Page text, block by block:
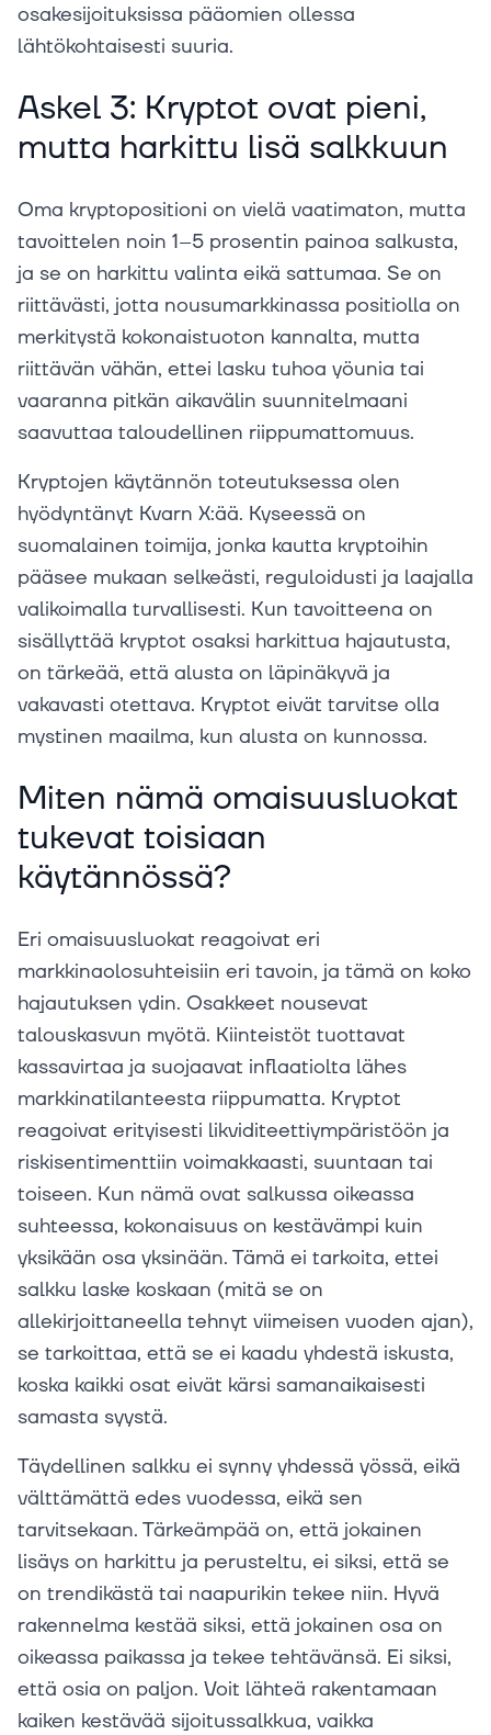
osakesijoituksissa pääomien ollessa
lähtökohtaisesti suuria.
Askel 3: Kryptot ovat pieni,
mutta harkittu lisä salkkuun
Oma kryptopositioni on vielä vaatimaton, mutta
tavoittelen noin 1–5 prosentin painoa salkusta,
ja se on harkittu valinta eikä sattumaa. Se on
riittävästi, jotta nousumarkkinassa positiolla on
merkitystä kokonaistuoton kannalta, mutta
riittävän vähän, ettei lasku tuhoa yöunia tai
vaaranna pitkän aikavälin suunnitelmaani
saavuttaa taloudellinen riippumattomuus.
Kryptojen käytännön toteutuksessa olen
hyödyntänyt Kvarn X:ää. Kyseessä on
suomalainen toimija, jonka kautta kryptoihin
pääsee mukaan selkeästi, reguloidusti ja laajalla
valikoimalla turvallisesti. Kun tavoitteena on
sisällyttää kryptot osaksi harkittua hajautusta,
on tärkeää, että alusta on läpinäkyvä ja
vakavasti otettava. Kryptot eivät tarvitse olla
mystinen maailma, kun alusta on kunnossa.
Miten nämä omaisuusluokat
tukevat toisiaan
käytännössä?
Eri omaisuusluokat reagoivat eri
markkinaolosuhteisiin eri tavoin, ja tämä on koko
hajautuksen ydin. Osakkeet nousevat
talouskasvun myötä. Kiinteistöt tuottavat
kassavirtaa ja suojaavat inflaatiolta lähes
markkinatilanteesta riippumatta. Kryptot
reagoivat erityisesti likviditeettiympäristöön ja
riskisentimenttiin voimakkaasti, suuntaan tai
toiseen. Kun nämä ovat salkussa oikeassa
suhteessa, kokonaisuus on kestävämpi kuin
yksikään osa yksinään. Tämä ei tarkoita, ettei
salkku laske koskaan (mitä se on
allekirjoittaneella tehnyt viimeisen vuoden ajan),
se tarkoittaa, että se ei kaadu yhdestä iskusta,
koska kaikki osat eivät kärsi samanaikaisesti
samasta syystä.
Täydellinen salkku ei synny yhdessä yössä, eikä
välttämättä edes vuodessa, eikä sen
tarvitsekaan. Tärkeämpää on, että jokainen
lisäys on harkittu ja perusteltu, ei siksi, että se
on trendikästä tai naapurikin tekee niin. Hyvä
rakennelma kestää siksi, että jokainen osa on
oikeassa paikassa ja tekee tehtävänsä. Ei siksi,
että osia on paljon. Voit lähteä rakentamaan
kaiken kestävää sijoitussalkkua, vaikka